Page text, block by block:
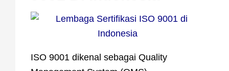
ISO 9001 dikenal sebagai Quality